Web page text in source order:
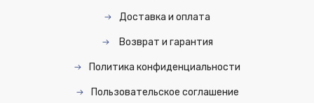
Доставка и оплата
Возврат и гарантия
Политика конфиденциальности
Пользовательское соглашение